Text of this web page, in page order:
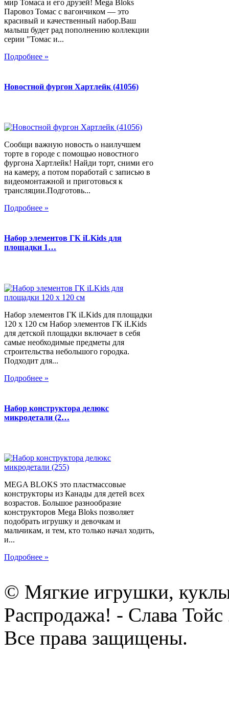
мир Томаса и его друзей! Mega Bloks
Паровоз Томас с вагончиком — это
красивый и качественный набор.Ваш
малыш будет рад пополнению коллекции
серии "Томас и...
Подробнее »
Новостной фургон Хартлейк (41056)
Сообщи важную новость о наилучшем
торте в городе с помощью новостного
фургона Хартлейк! Найди торт, сними его
на камеру, а потом поработай с записью в
видеомонтажной и приготовься к
трансляции.Подготовь...
Подробнее »
Набор элементов ГК iLKids для
площадки 1…
Набор элементов ГК iLKids для площадки
120 х 120 см Набор элементов ГК iLKids
для детской площадки включает в себя
самые необходимые предметы для
строительства небольшого городка.
Подходит для...
Подробнее »
Набор конструктора делюкс
микродетали (2…
MEGA BLOKS это пластмассовые
конструкторы из Канады для детей всех
возрастов. Большое разнообразие
конструкторов Mega Bloks позволяет
подобрать игрушку и девочкам и
мальчикам, и тем, кто только начал ходить,
и...
Подробнее »
© Мягкие игрушки,
Распродажа! - Слава Тойс
Все права защищены.